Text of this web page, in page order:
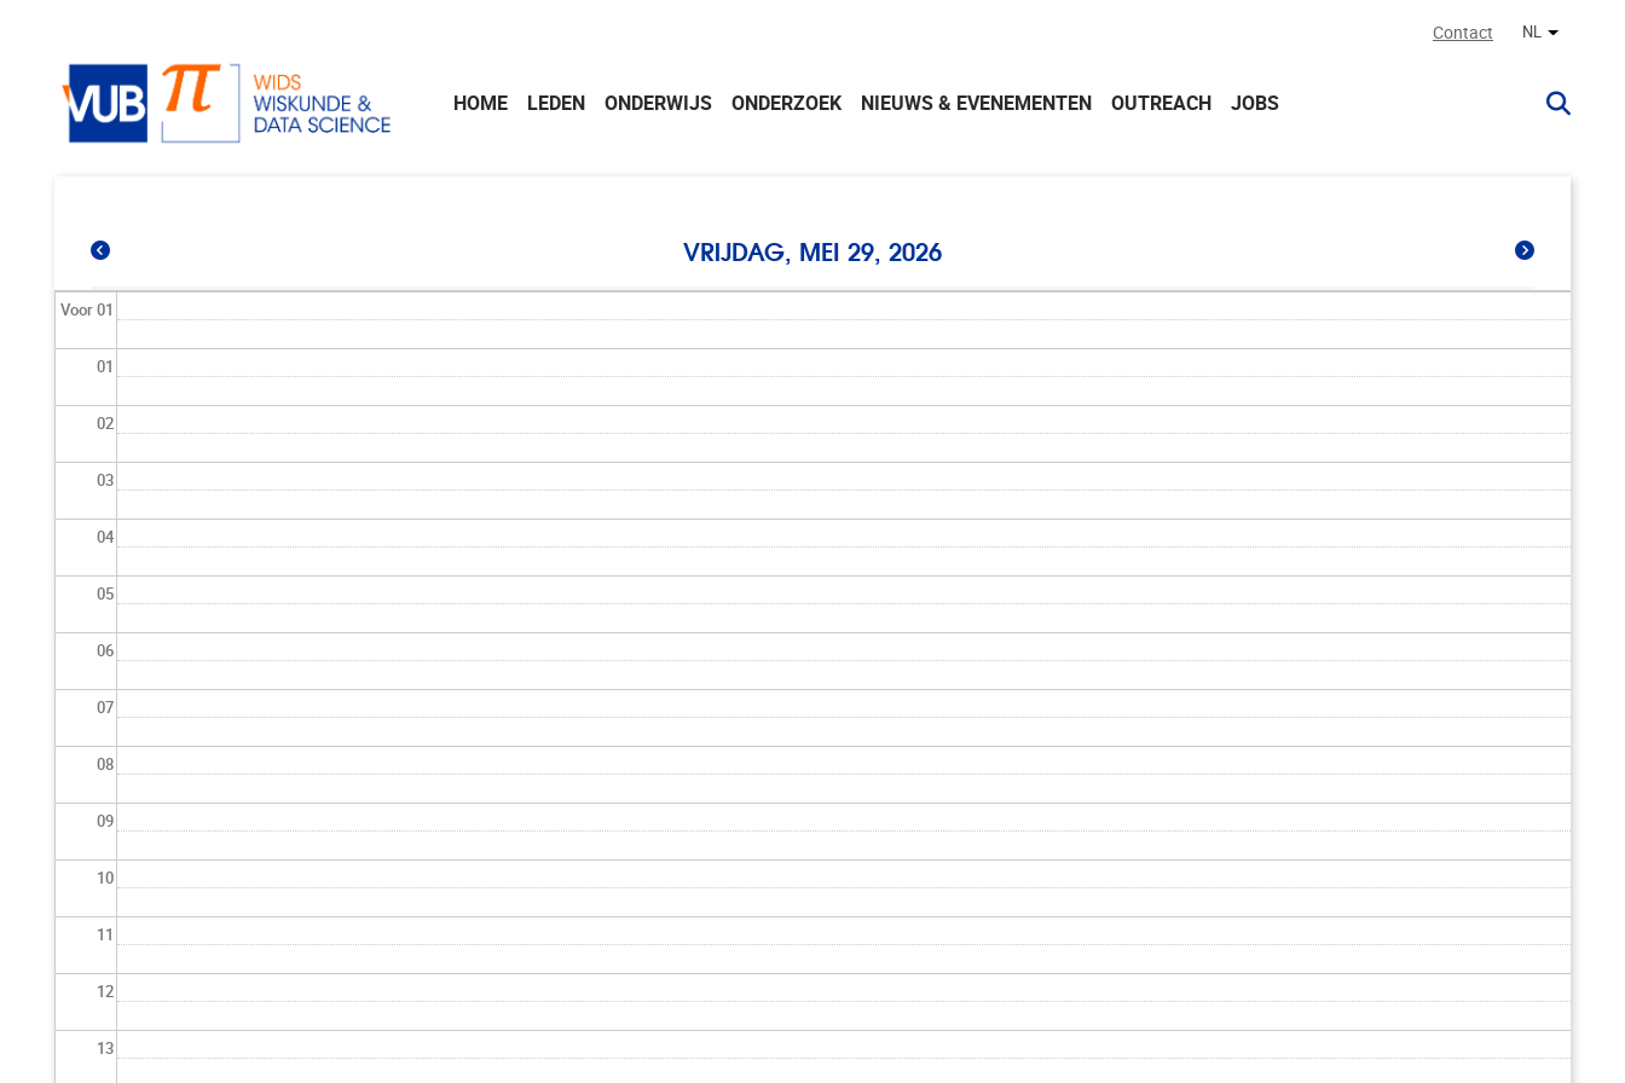
Contact NL Andere
HOME LEDEN ONDERWIJS ONDERZOEK NIEUWS & EVENEMENTEN OUTREACH JOBS
VRIJDAG, MEI 29, 2026
Voor 01
01
02
03
04
05
06
07
08
09
10
11
12
13